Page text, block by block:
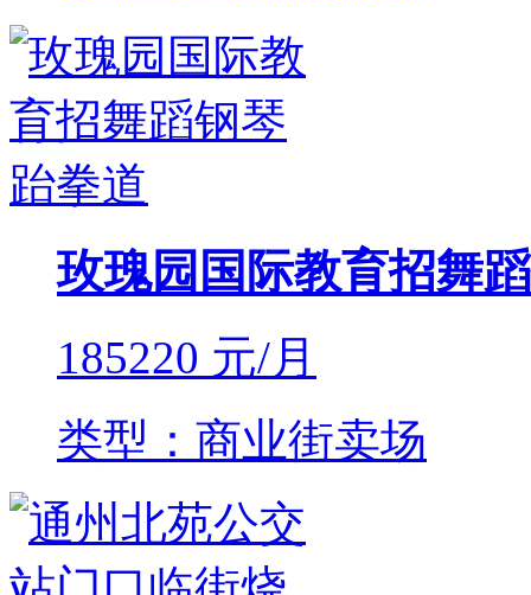
玫瑰园国际教育招舞
185220 元/月
类型：商业街卖场